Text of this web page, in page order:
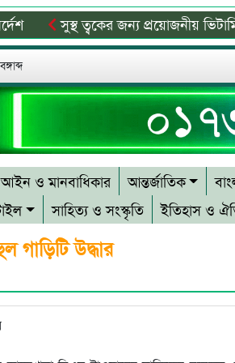
সুস্থ ত্বকের জন্য প্রয়োজনীয় ভিটামিন ও
প্রোগ্রাম
লোভাছড়া পাথর
আইন ও মানবাধিকার আন্তর্জাতিক
সাহিত্য ও সংস্কৃতি ইতিহাস ও
গাড়িটি উদ্ধার